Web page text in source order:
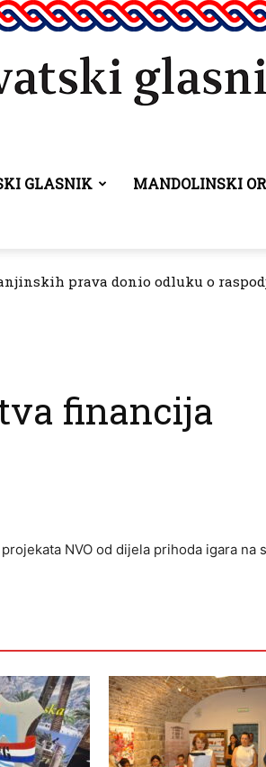
GLASNIK MANDOLINSKI
prava donio odluku o
financija
NVO od dijela prihoda igara na